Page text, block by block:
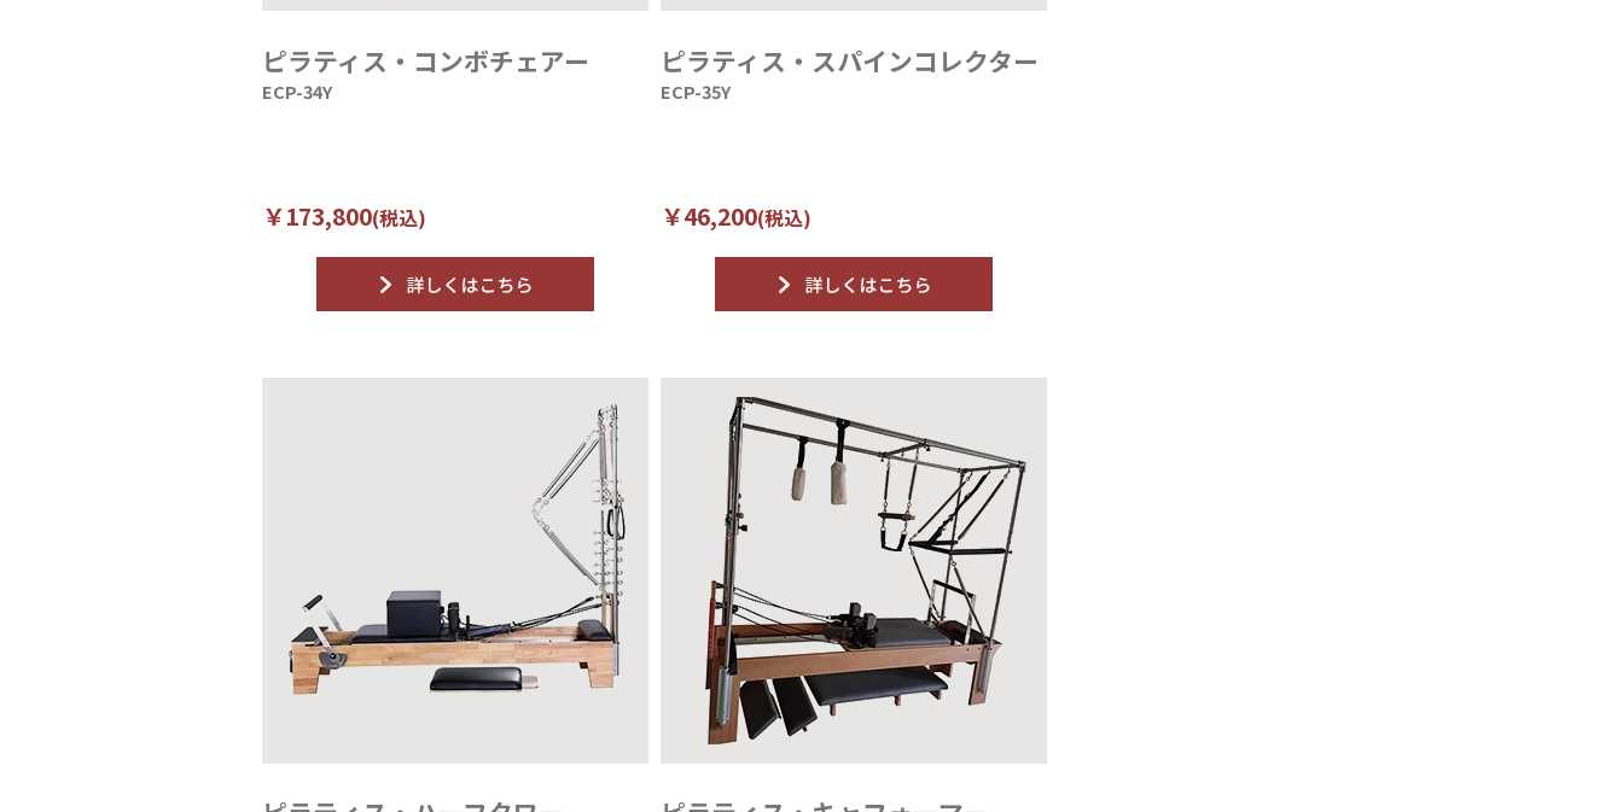
ピラティス・コンボチェアー
ECP-34Y
￥173,800(税込)
ピラティス・スパインコレクター
ECP-35Y
￥46,200(税込)